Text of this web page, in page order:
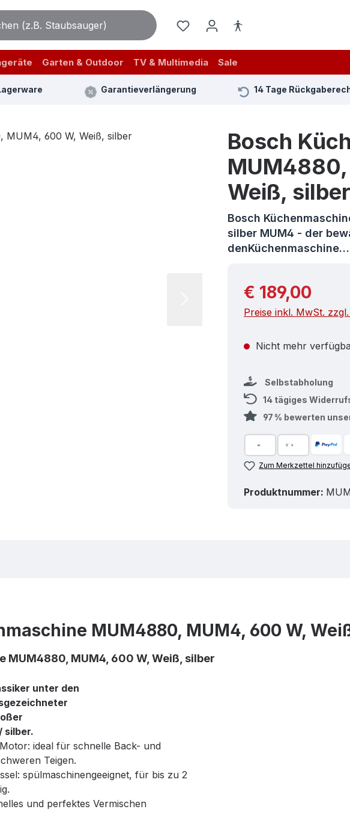
Garten & Outdoor TV & Multimedia Sale
Garantieverlängerung 14 Tage
Bosch
Weiß, silber
Bosch
silber MUM4 - der
denKüchenmaschine…
Regulärer Preis:
€ 189,00
Preise inkl. MwSt.
Nicht mehr
Selbstabholung
14 tägiges
97 % bewerten
Zum Merkzettel
Produktnummer:
MUM4880, MUM4, 600 W,
MUM4880, MUM4, 600 W, Weiß, silber
unter den
silber.
ideal für schnelle Back- und
Teigen.
spülmaschinengeeignet, für bis zu 2
und perfektes Vermischen